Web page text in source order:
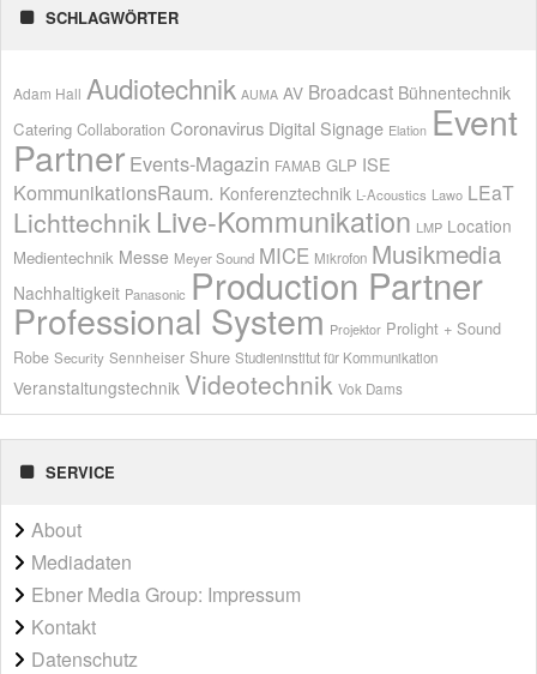
SCHLAGWÖRTER
Adam Hall Audiotechnik AUMA AV Broadcast Bühnentechnik
Catering Collaboration Coronavirus Digital Signage Elation Event
Partner Events-Magazin FAMAB GLP ISE
KommunikationsRaum. Konferenztechnik L-Acoustics Lawo LEaT
Lichttechnik Live-Kommunikation LMP Location
Medientechnik Messe Meyer Sound MICE Mikrofon Musikmedia
Nachhaltigkeit Panasonic Production Partner
Professional System Projektor Prolight + Sound
Robe Security Sennheiser Shure Studieninstitut für Kommunikation
Veranstaltungstechnik Videotechnik Vok Dams
SERVICE
About
Mediadaten
Ebner Media Group: Impressum
Kontakt
Datenschutz